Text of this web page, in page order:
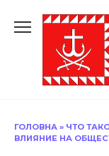
до
ГОЛОВНА » ЧТО
ВЛИЯНИЕ НА